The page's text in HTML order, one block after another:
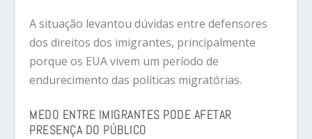
A situação levantou dúvidas entre defensores
dos direitos dos imigrantes, principalmente
porque os EUA vivem um período de
endurecimento das políticas migratórias.
MEDO ENTRE IMIGRANTES PODE AFETAR
PRESENÇA DO PÚBLICO